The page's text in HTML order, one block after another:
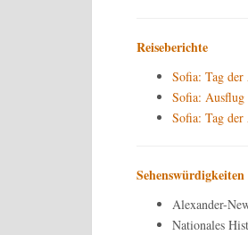
Reiseberichte
Sofia: Tag der
Sofia:
Sofia: Tag der
Sehenswürdigkeiten
Alexander-
Nationales